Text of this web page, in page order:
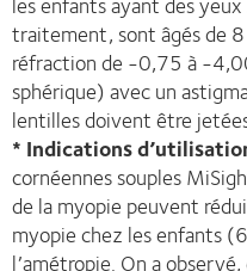
traitement, sont âgés de
réfraction de -0,75 à -
sphérique) avec un
lentilles doivent être
* Indications
cornéennes souples
de la myopie peuvent
myopie chez les enfants
l’amétropie. On a